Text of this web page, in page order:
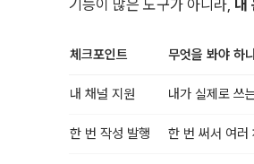
기능이 많은 도구가 아니라, 내
체크포인트 무엇을 봐야 하
내 채널 지원 내가 실제로 쓰
한 번 작성 발행 한 번 써서 여러